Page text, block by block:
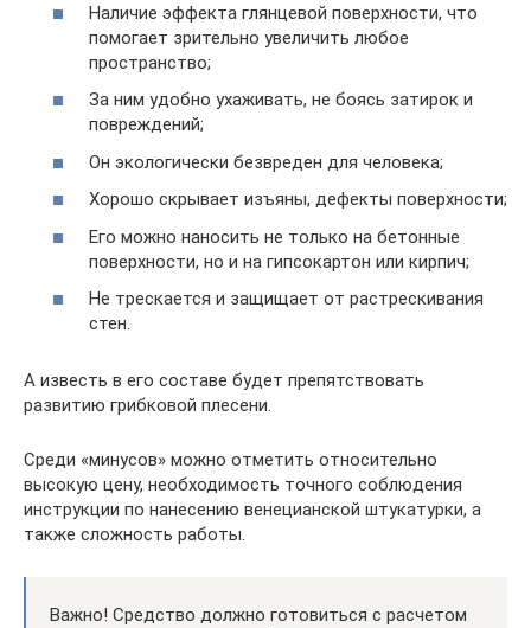
Наличие эффекта глянцевой поверхности, что
помогает зрительно увеличить любое
пространство;
За ним удобно ухаживать, не боясь затирок и
повреждений;
Он экологически безвреден для человека;
Хорошо скрывает изъяны, дефекты поверхности;
Его можно наносить не только на бетонные
поверхности, но и на гипсокартон или кирпич;
Не трескается и защищает от растрескивания
стен.
А известь в его составе будет препятствовать
развитию грибковой плесени.
Среди «минусов» можно отметить относительно
высокую цену, необходимость точного соблюдения
инструкции по нанесению венецианской штукатурки, а
также сложность работы.
Важно! Средство должно готовиться с расчетом